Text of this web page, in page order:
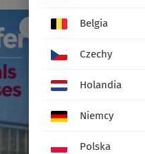
Belgia
Czechy
Holandia
Niemcy
Polska